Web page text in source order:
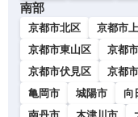
南部
京都市北区 京都市
京都市東山区
京都
京都市伏見区
京都
亀岡市
城陽市 向